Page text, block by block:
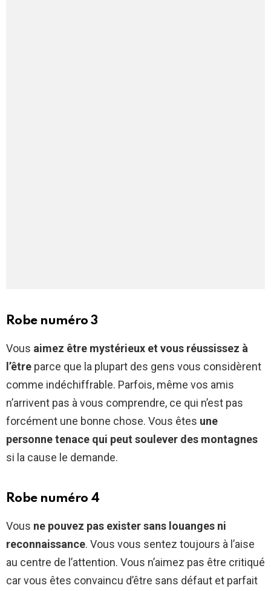
Robe numéro 3
Vous aimez être mystérieux et vous réussissez à
l’être parce que la plupart des gens vous considèrent
comme indéchiffrable. Parfois, même vos amis
n’arrivent pas à vous comprendre, ce qui n’est pas
forcément une bonne chose. Vous êtes une
personne tenace qui peut soulever des montagnes
si la cause le demande.
Robe numéro 4
Vous ne pouvez pas exister sans louanges ni
reconnaissance. Vous vous sentez toujours à l’aise
au centre de l’attention. Vous n’aimez pas être critiqué
car vous êtes convaincu d’être sans défaut et parfait